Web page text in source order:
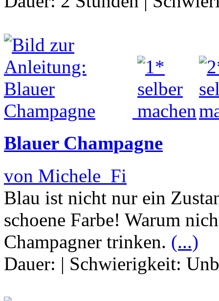
Blauer Champagne
von Michele_Fi
Blau ist nicht nur ein
schoene Farbe! Warum
Champagner trinken. (...)
Dauer: | Schwierigkeit: